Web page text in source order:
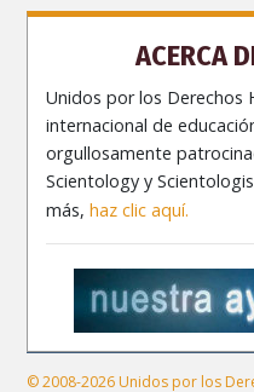
ACERCA
Unidos por los Derechos
internacional de
orgullosamente
Scientology y
más,haz clic aquí.
© 2008-2026 Unidos por los